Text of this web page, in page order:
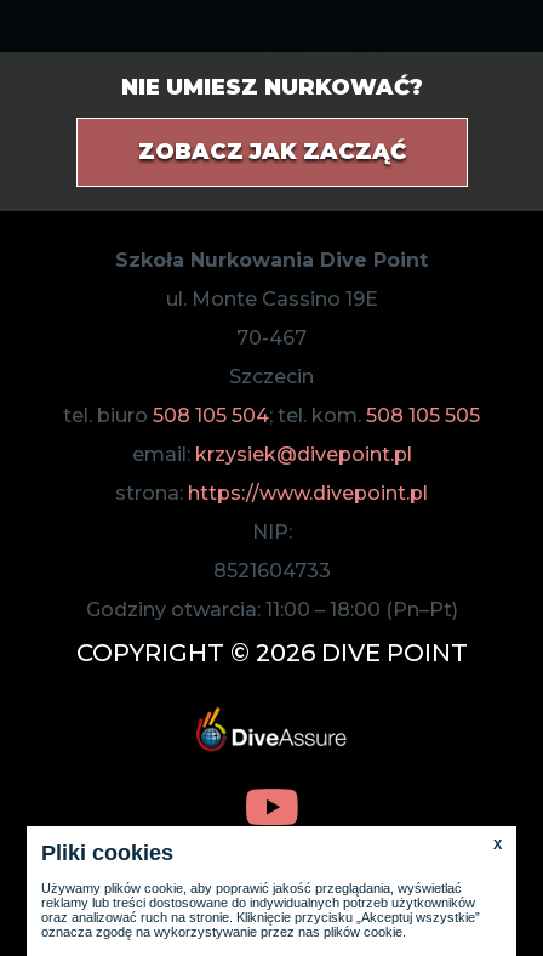
NIE UMIESZ NURKOWAĆ?
ZOBACZ JAK ZACZĄĆ
Szkoła Nurkowania Dive Point
ul. Monte Cassino 19E
70-467
Szczecin
tel. biuro 508 105 504; tel. kom. 508 105 505
email: krzysiek@divepoint.pl
strona: https://www.divepoint.pl
NIP:
8521604733
Godziny otwarcia: 11:00 – 18:00 (Pn–Pt)
COPYRIGHT © 2026 DIVE POINT
X
Pliki cookies
Używamy plików cookie, aby poprawić jakość przeglądania, wyświetlać
reklamy lub treści dostosowane do indywidualnych potrzeb użytkowników
oraz analizować ruch na stronie. Kliknięcie przycisku „Akceptuj wszystkie”
oznacza zgodę na wykorzystywanie przez nas plików cookie.